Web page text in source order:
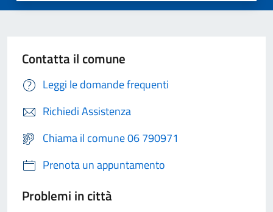
Contatta il comune
Leggi le domande frequenti
Richiedi Assistenza
Chiama il comune 06 790971
Prenota un appuntamento
Problemi in città